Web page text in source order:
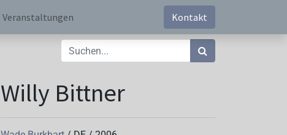
Veranstaltungen Kontakt
Willy Bittner